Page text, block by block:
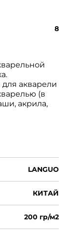
8
акварели
(в
акрила,
LANGUO
КИТАЙ
200 гр/м2